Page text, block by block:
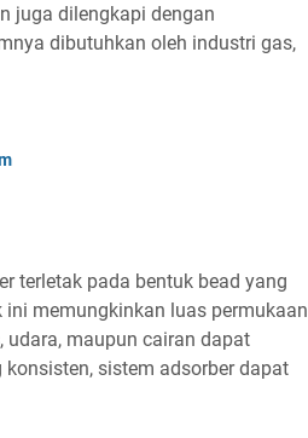
juga dilengkapi dengan
dibutuhkan oleh industri gas,
terletak pada bentuk bead yang
memungkinkan luas permukaan
udara, maupun cairan dapat
sistem adsorber dapat